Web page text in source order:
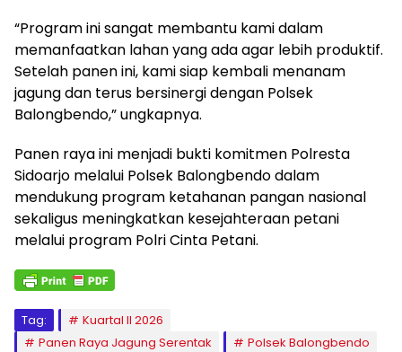
“Program ini sangat membantu kami dalam
memanfaatkan lahan yang ada agar lebih produktif.
Setelah panen ini, kami siap kembali menanam
jagung dan terus bersinergi dengan Polsek
Balongbendo,” ungkapnya.
Panen raya ini menjadi bukti komitmen Polresta
Sidoarjo melalui Polsek Balongbendo dalam
mendukung program ketahanan pangan nasional
sekaligus meningkatkan kesejahteraan petani
melalui program Polri Cinta Petani.
Tag:
Kuartal II 2026
Panen Raya Jagung Serentak
Polsek Balongbendo